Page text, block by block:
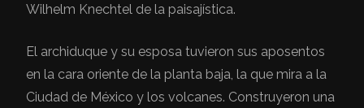
Wilhelm Knechtel de la paisajística.
El archiduque y su esposa tuvieron sus aposentos
en la cara oriente de la planta baja, la que mira a la
Ciudad de México y los volcanes. Construyeron una